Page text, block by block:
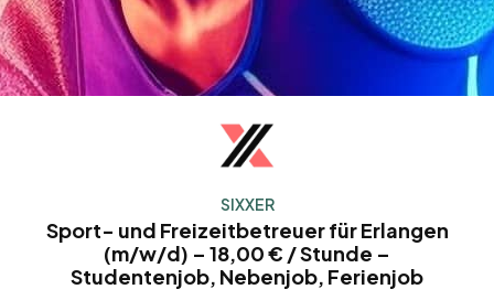
SIXXER
Sport- und Freizeitbetreuer für Erlangen
(m/w/d) – 18,00 € / Stunde –
Studentenjob, Nebenjob, Ferienjob